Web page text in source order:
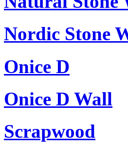
Nordic Stone
Onice D
Onice D Wall
Scrapwood